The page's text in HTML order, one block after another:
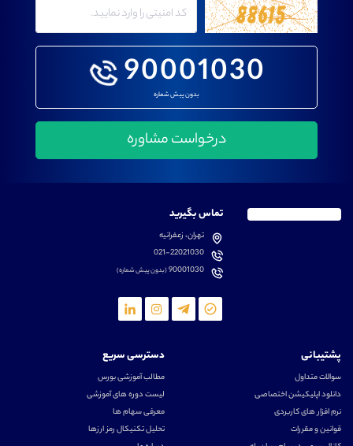
90001030
بدون پیش شماره
تماس بگیرید
تهران، زعفرانیه
021-22021030
90001030(بدون پیش شماره)
پشتیبانی
سوالات متداول
دانلود اپلیکیشن اختصاصی
نرم افزار های کاربردی
قوانین و مقررات
دسترسی سریع
مطالب آموزشی بورس
لیست دوره های آموزشی
معرفی سهام ها
تحلیل تکنیکال رمز ارزها